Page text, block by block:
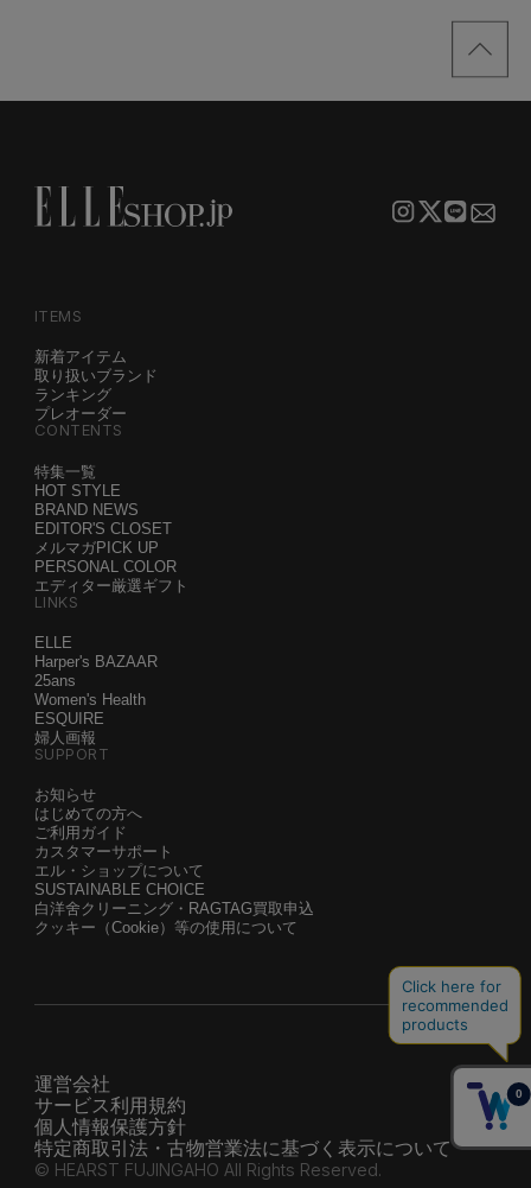
ITEMS
新着アイテム
取り扱いブランド
ランキング
プレオーダー
CONTENTS
特集一覧
HOT STYLE
BRAND NEWS
EDITOR'S CLOSET
メルマガPICK UP
PERSONAL COLOR
エディター厳選ギフト
LINKS
ELLE
Harper's BAZAAR
25ans
Women's Health
ESQUIRE
婦人画報
SUPPORT
お知らせ
はじめての方へ
ご利用ガイド
カスタマーサポート
エル・ショップについて
SUSTAINABLE CHOICE
白洋舍クリーニング・RAGTAG買取申込
クッキー（Cookie）等の使用について
運営会社
サービス利用規約
個人情報保護方針
特定商取引法・古物営業法に基づく表示について
© HEARST FUJINGAHO All Rights Reserved.